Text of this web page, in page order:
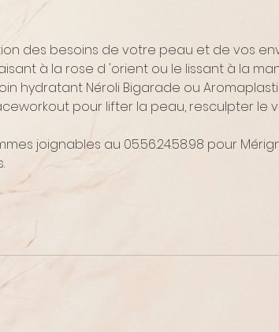
des besoins de votre peau et de vos
à la rose d 'orient ou le lissant à la
hydratant Néroli Bigarade ou
pour lifter la peau, resculpter le
joignables au 05.56.24.58.98 pour